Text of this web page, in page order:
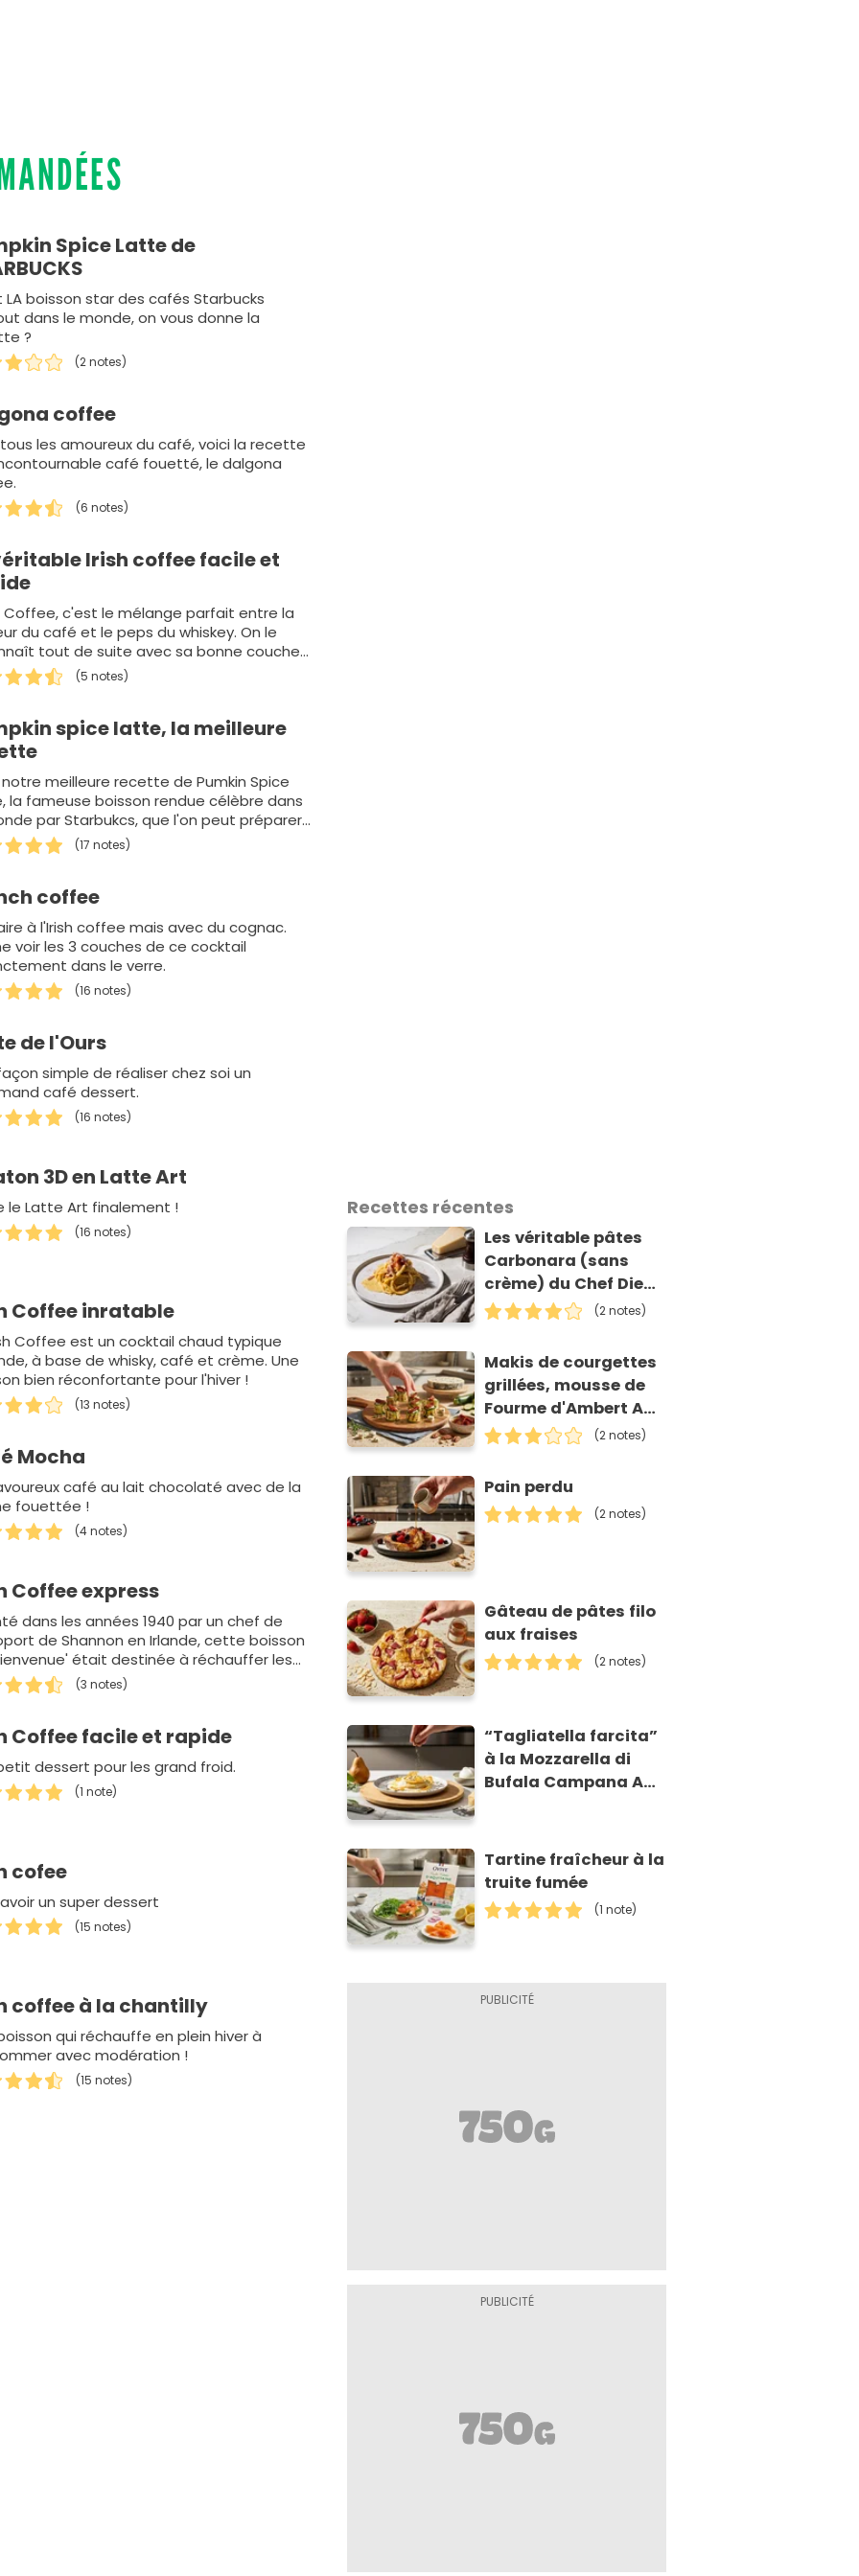
Spice Latte de
LA boisson star des cafés Starbucks
dans le monde, on vous donne la
?
(2 notes)
coffee
les amoureux du café, voici la recette
café fouetté, le dalgona
(6 notes)
Irish coffee facile et
Coffee, c'est le mélange parfait entre la
du café et le peps du whiskey. On le
tout de suite avec sa bonne couche
(5 notes)
spice latte, la meilleure
meilleure recette de Pumkin Spice
la fameuse boisson rendue célèbre dans
par Starbukcs, que l'on peut préparer
(17 notes)
coffee
à l'Irish coffee mais avec du cognac.
voir les 3 couches de ce cocktail
dans le verre.
(16 notes)
de l'Ours
simple de réaliser chez soi un
café dessert.
(16 notes)
3D en Latte Art
le Latte Art finalement !
(16 notes)
Coffee inratable
Coffee est un cocktail chaud typique
à base de whisky, café et crème. Une
bien réconfortante pour l'hiver !
(13 notes)
Mocha
café au lait chocolaté avec de la
fouettée !
(4 notes)
Coffee express
dans les années 1940 par un chef de
de Shannon en Irlande, cette boisson
était destinée à réchauffer les
débarquant en I…
(3 notes)
Coffee facile et rapide
dessert pour les grand froid.
(1 note)
cofee
un super dessert
(15 notes)
coffee à la chantilly
qui réchauffe en plein hiver à
avec modération !
(15 notes)
Recettes récentes
Les véritable pâtes
Carbonara (sans
crème) du Chef Diego
Accettulli
(2 notes)
Makis de courgettes
grillées, mousse de
Fourme d'Ambert AOP
et tomates séchées
(2 notes)
Pain perdu
(2 notes)
Gâteau de pâtes filo
aux fraises
(2 notes)
“Tagliatella farcita”
à la Mozzarella di
Bufala Campana AOP
fondue et tuiles
croustillants de
Asiago AOP
Tartine fraîcheur à la
truite fumée
(1 note)